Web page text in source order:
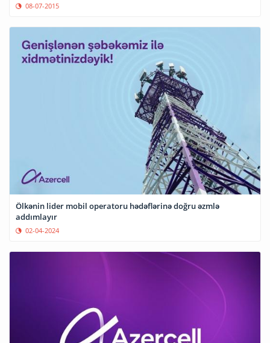
08-07-2015
Ölkənin lider mobil operatoru hədəflərinə doğru əzmlə
addımlayır
02-04-2024